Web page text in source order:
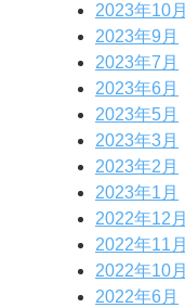
2023年10月
2023年9月
2023年7月
2023年6月
2023年5月
2023年3月
2023年2月
2023年1月
2022年12月
2022年11月
2022年10月
2022年6月